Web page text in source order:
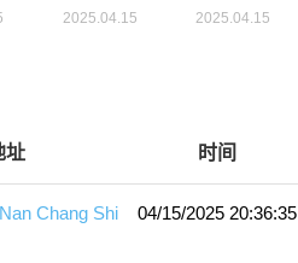
址 时间
Chang Shi 04/15/2025 20:36:35